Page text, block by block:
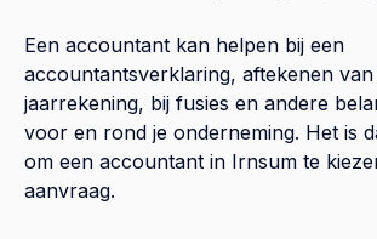
Een accountant kan helpen bij een
accountantsverklaring, aftekenen
jaarrekening, bij fusies en andere
voor en rond je onderneming. Het is
om een accountant in Irnsum te
aanvraag.